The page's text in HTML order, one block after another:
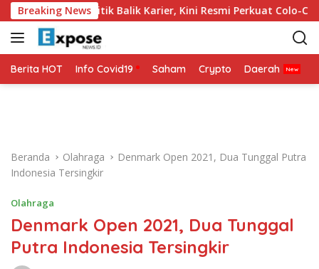
a
g
u
Breaking News
Jadi Titik Balik Karier, Kini Resmi Perkuat Colo-Colo
Berita HOT Info Covid19 Saham Crypto Daerah
Beranda Olahraga
Denmark Open 2021, Dua Tunggal Putra
Indonesia Tersingkir
Olahraga
Denmark Open 2021, Dua Tunggal
Putra Indonesia Tersingkir